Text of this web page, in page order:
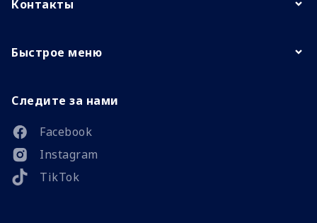
Контакты
Быстрое меню
Следите за нами
Facebook
Instagram
TikTok